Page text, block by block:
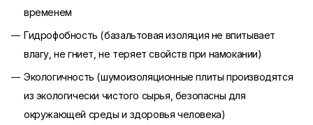
временем
Гидрофобность (базальтовая изоляция не впитывает
влагу, не гниет, не теряет свойств при намокании)
Экологичность (шумоизоляционные плиты производятся
из экологически чистого сырья, безопасны для
окружающей среды и здоровья человека)